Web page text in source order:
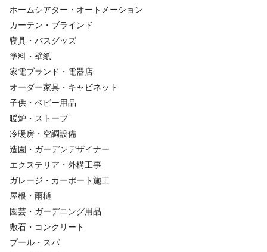
ホームシアター・オートメーション
カーテン・ブラインド
寝具・バスグッズ
塗料・壁紙
家電ブランド・電器店
オーダー家具・キャビネット
子供・ベビー用品
暖炉・ストーブ
冷暖房・空調設備
造園・ガーデンデザイナー
エクステリア・外構工事
ガレージ・カーポート施工
屋根・雨樋
園芸・ガーデニング用品
敷石・コンクリート
プール・スパ